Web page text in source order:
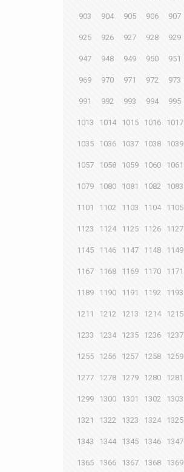
903 904 905 906 907
925 926 927 928 929
947 948 949 950 951
969 970 971 972 973
991 992 993 994 995
1013 1014 1015 1016 1017
1035 1036 1037 1038 1039
1057 1058 1059 1060 1061
1079 1080 1081 1082 1083
1101 1102 1103 1104 1105
1123 1124 1125 1126 1127
1145 1146 1147 1148 1149
1167 1168 1169 1170 1171
1189 1190 1191 1192 1193
1211 1212 1213 1214 1215
1233 1234 1235 1236 1237
1255 1256 1257 1258 1259
1277 1278 1279 1280 1281
1299 1300 1301 1302 1303
1321 1322 1323 1324 1325
1343 1344 1345 1346 1347
1365 1366 1367 1368 1369